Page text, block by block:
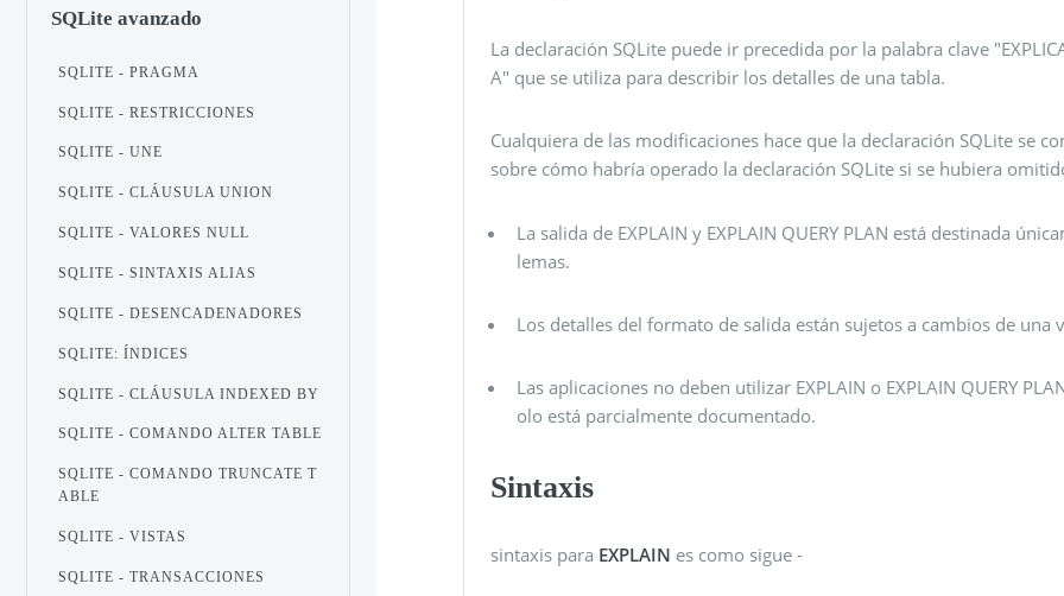
La declaración SQLite puede ir precedida por la palabra clave
A" que se utiliza para describir los detalles de una tabla.
Cualquiera de las modificaciones hace que la declaración SQLite se
sobre cómo habría operado la declaración SQLite si se hubiera
La salida de EXPLAIN y EXPLAIN QUERY PLAN está destinada
lemas.
Los detalles del formato de salida están sujetos a cambios de una
Las aplicaciones no deben utilizar EXPLAIN o EXPLAIN QUERY
olo está parcialmente documentado.
Sintaxis
sintaxis para EXPLAIN es como sigue -
SQLite avanzado
SQLITE - PRAGMA
SQLITE - RESTRICCIONES
SQLITE - UNE
SQLITE - CLÁUSULA UNION
SQLITE - VALORES NULL
SQLITE - SINTAXIS ALIAS
SQLITE - DESENCADENADORES
SQLITE: ÍNDICES
SQLITE - CLÁUSULA INDEXED BY
SQLITE - COMANDO ALTER TABLE
SQLITE - COMANDO TRUNCATE T
ABLE
SQLITE - VISTAS
SQLITE - TRANSACCIONES